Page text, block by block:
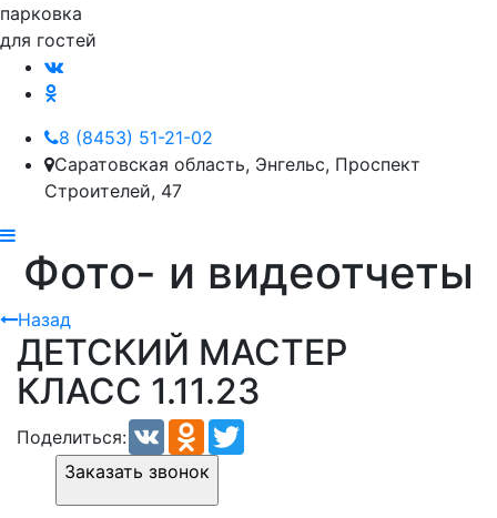
парковка
для гостей
8 (8453) 51-21-02
Саратовская область, Энгельс, Проспект
Строителей, 47
Фото- и видеотчеты
Назад
ДЕТСКИЙ МАСТЕР
КЛАСС 1.11.23
Поделиться: VK Odnoklassniki
Заказать звонок